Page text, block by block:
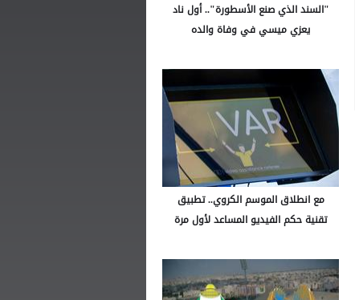
"السند الذي صنع الأسطورة".. أول ناد
يعزي ميسي في وفاة والده
مع انطلاق الموسم الكروي.. تطبيق
تقنية حكم الفيديو المساعد لأول مرة